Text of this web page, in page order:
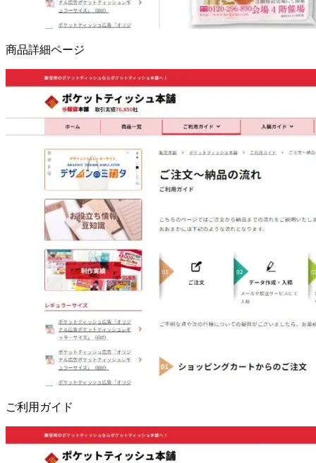
商品詳細ページ
ご利用ガイド